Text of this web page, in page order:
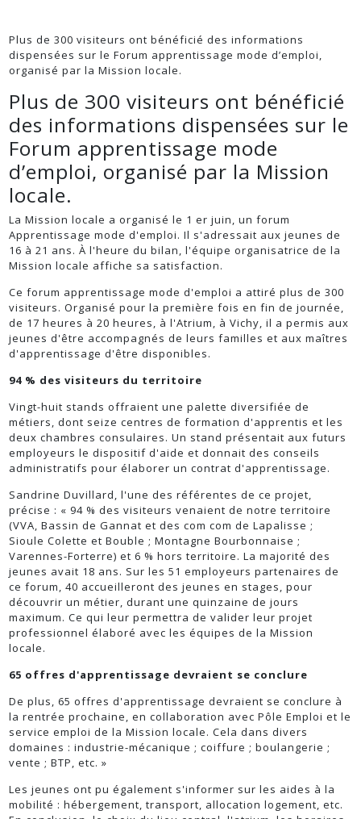
Plus de 300 visiteurs ont bénéficié des informations
dispensées sur le Forum apprentissage mode d’emploi,
organisé par la Mission locale.
Plus de 300 visiteurs ont bénéficié
des informations dispensées sur le
Forum apprentissage mode
d’emploi, organisé par la Mission
locale.
La Mission locale a organisé le 1er juin, un forum
Apprentissage mode d'emploi. Il s'adressait aux jeunes de
16 à 21 ans. À l'heure du bilan, l'équipe organisatrice de la
Mission locale affiche sa satisfaction.
Ce forum apprentissage mode d'emploi a attiré plus de 300
visiteurs. Organisé pour la première fois en fin de journée,
de 17 heures à 20 heures, à l'Atrium, à Vichy, il a permis aux
jeunes d'être accompagnés de leurs familles et aux maîtres
d'apprentissage d'être disponibles.
94 % des visiteurs du territoire
Vingt-huit stands offraient une palette diversifiée de
métiers, dont seize centres de formation d'apprentis et les
deux chambres consulaires. Un stand présentait aux futurs
employeurs le dispositif d'aide et donnait des conseils
administratifs pour élaborer un contrat d'apprentissage.
Sandrine Duvillard, l'une des référentes de ce projet,
précise : « 94 % des visiteurs venaient de notre territoire
(VVA, Bassin de Gannat et des com com de Lapalisse ;
Sioule Colette et Bouble ; Montagne Bourbonnaise ;
Varennes-Forterre) et 6 % hors territoire. La majorité des
jeunes avait 18 ans. Sur les 51 employeurs partenaires de
ce forum, 40 accueilleront des jeunes en stages, pour
découvrir un métier, durant une quinzaine de jours
maximum. Ce qui leur permettra de valider leur projet
professionnel élaboré avec les équipes de la Mission
locale.
65 offres d'apprentissage devraient se conclure
De plus, 65 offres d'apprentissage devraient se conclure à
la rentrée prochaine, en collaboration avec Pôle Emploi et le
service emploi de la Mission locale. Cela dans divers
domaines : industrie-mécanique ; coiffure ; boulangerie ;
vente ; BTP, etc. »
Les jeunes ont pu également s'informer sur les aides à la
mobilité : hébergement, transport, allocation logement, etc.